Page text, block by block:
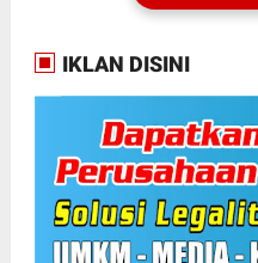
IKLAN DISINI